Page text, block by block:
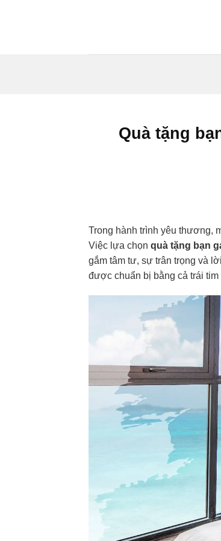
Quà tặng
Trong hành trình yêu thương,
Việc lựa chọn quà tặng bạn
gắm tâm tư, sự trân trọng và
được chuẩn bị bằng cả trái